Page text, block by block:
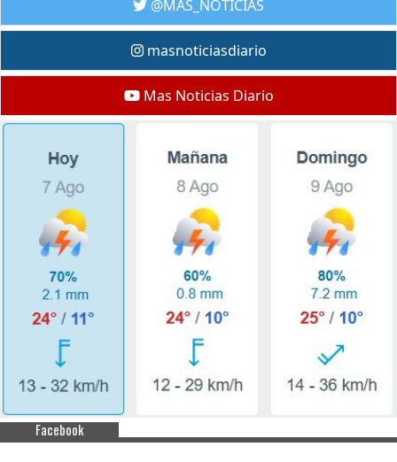
@MAS_NOTICIAS
masnoticiasdiario
Mas Noticias Diario
Facebook